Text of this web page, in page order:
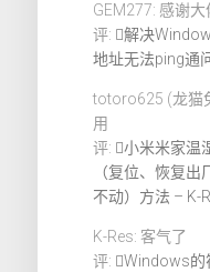
GEM277: 感谢大
评:
解决
地址无法ping通
totoro625 (龙猫
用
评:
小米米家温
（复位、恢复
不动）方法 – K-
K-Res: 客气了
评:
Windows的